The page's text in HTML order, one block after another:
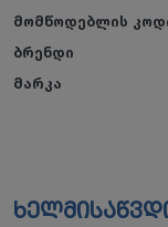
მომწოდებლის
ბრენდი
მარკა